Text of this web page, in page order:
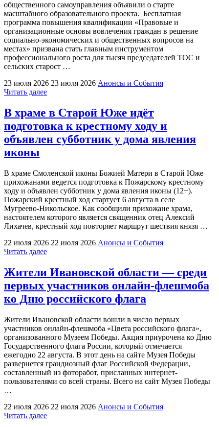
общественного самоуправления объявили о старте
масштабного образовательного проекта. Бесплатная
программа повышения квалификации «Правовые и
организационные основы вовлечения граждан в решение
социально-экономических и общественных вопросов на
местах» призвана стать главным инструментом
профессионального роста для тысяч председателей ТОС и
сельских старост …
23 июля 2026 23 июля 2026 Анонсы и События
Читать далее"Для
ТОС
и
сельских
старост
Ивановской
бесплатную
образовательную
программу"
В храме в Старой Юже идёт
подготовка к крестному ходу и
объявлен субботник у дома явления
иконы
В храме Смоленской иконы Божией Матери в Старой Юже
прихожанами ведется подготовка к Пожарскому крестному
ходу и объявлен субботник у дома явления иконы (12+).
Пожарский крестный ход стартует 6 августа в селе
Мугреево‑Никольское. Как сообщили прихожане храма,
настоятелем которого является священник отец Алексий
Лихачев, крестный ход повторяет маршрут шествия князя …
22 июля 2026 22 июля 2026 Анонсы и События
Читать далее"В
Старой
Юже
подготовка
крестному
ходу
и
объявлен
субботник
у
дома
явления
Жители Ивановской области — среди
первых участников онлайн-флешмоба
ко Дню российского флага
Жители Ивановской области вошли в число первых
участников онлайн-флешмоба «Цвета российского флага»,
организованного Музеем Победы. Акция приурочена ко Дню
Государственного флага России, который отмечается
ежегодно 22 августа. В этот день на сайте Музея Победы
развернется грандиозный флаг Российской Федерации,
составленный из фоторабот, присланных интернет-
пользователями со всей страны. Всего на сайт Музея Победы
…
22 июля 2026 22 июля 2026 Анонсы и События
Читать далее"Жители